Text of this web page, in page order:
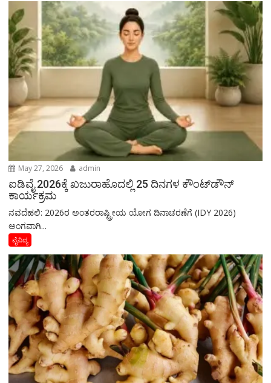
May 27, 2026 admin
ಐಡಿವೈ 2026ಕ್ಕೆ ಖಜುರಾಹೊದಲ್ಲಿ 25 ದಿನಗಳ ಕೌಂಟ್‌ಡೌನ್
ಕಾರ್ಯಕ್ರಮ
ನವದೆಹಲಿ: 2026ರ ಅಂತರರಾಷ್ಟ್ರೀಯ ಯೋಗ ದಿನಾಚರಣೆಗೆ (IDY 2026)
ಅಂಗವಾಗಿ...
ವೈವಿದ್ಯ